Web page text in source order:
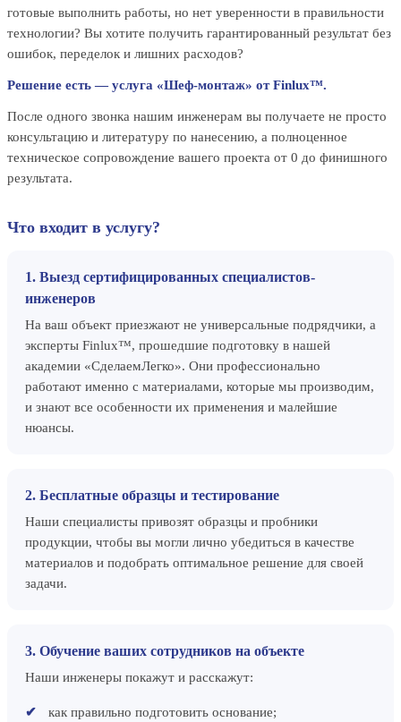
готовые выполнить работы, но нет уверенности в правильности
технологии? Вы хотите получить гарантированный результат без
ошибок, переделок и лишних расходов?
Решение есть — услуга «Шеф-монтаж» от Finlux™.
После одного звонка нашим инженерам вы получаете не просто
консультацию и литературу по нанесению, а полноценное
техническое сопровождение вашего проекта от 0 до финишного
результата.
Что входит в услугу?
1. Выезд сертифицированных специалистов-
инженеров
На ваш объект приезжают не универсальные подрядчики, а
эксперты Finlux™, прошедшие подготовку в нашей
академии «СделаемЛегко». Они профессионально
работают именно с материалами, которые мы производим,
и знают все особенности их применения и малейшие
нюансы.
2. Бесплатные образцы и тестирование
Наши специалисты привозят образцы и пробники
продукции, чтобы вы могли лично убедиться в качестве
материалов и подобрать оптимальное решение для своей
задачи.
3. Обучение ваших сотрудников на объекте
Наши инженеры покажут и расскажут:
как правильно подготовить основание;